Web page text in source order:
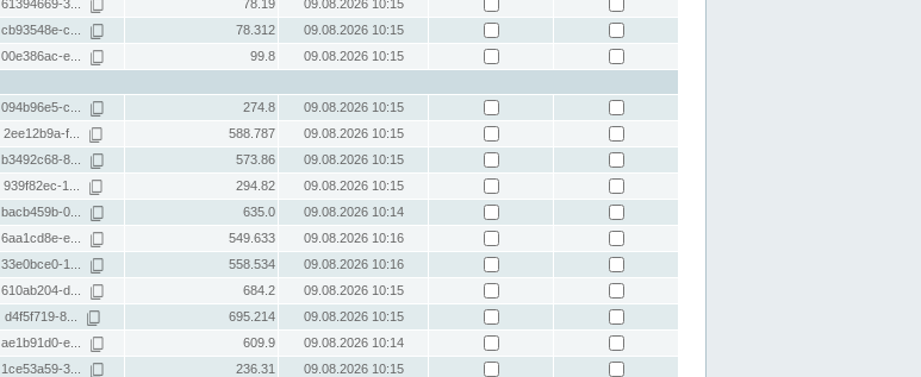
61394669-3... 78.19
09.08.2026 10:15
cb93548e-c... 78.312
09.08.2026 10:15
00e386ac-e... 99.8
09.08.2026 10:15
094b96e5-c... 274.8
09.08.2026 10:15
2ee12b9a-f... 588.787
09.08.2026 10:15
b3492c68-8... 573.86
09.08.2026 10:15
939f82ec-1... 294.82
09.08.2026 10:15
bacb459b-0... 635.0
09.08.2026 10:14
6aa1cd8e-e... 549.633
09.08.2026 10:16
33e0bce0-1... 558.534
09.08.2026 10:16
610ab204-d... 684.2
09.08.2026 10:15
d4f5f719-8... 695.214
09.08.2026 10:15
ae1b91d0-e... 609.9
09.08.2026 10:14
1ce53a59-3... 236.31
09.08.2026 10:15